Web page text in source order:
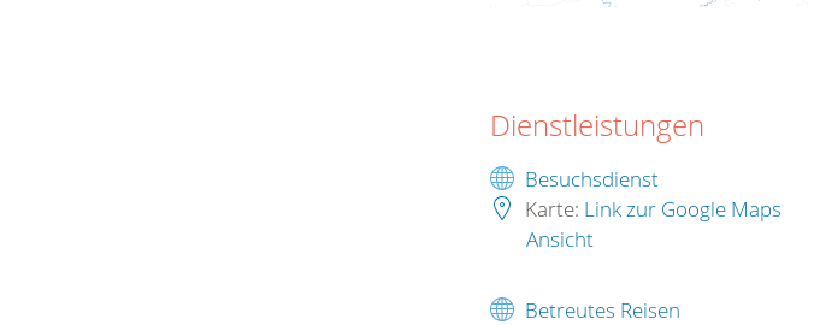
Dienstleistungen
Besuchsdienst
Karte: Link zur Google Maps
Ansicht
Betreutes Reisen